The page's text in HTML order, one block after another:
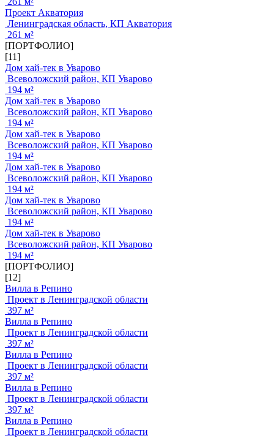
Проект Акватория
Ленинградская область, КП Акватория
261 м²
[ПОРТФОЛИО]
[11]
Дом хай-тек в Уварово
Всеволожский район, КП Уварово
194 м²
Дом хай-тек в Уварово
Всеволожский район, КП Уварово
194 м²
Дом хай-тек в Уварово
Всеволожский район, КП Уварово
194 м²
Дом хай-тек в Уварово
Всеволожский район, КП Уварово
194 м²
Дом хай-тек в Уварово
Всеволожский район, КП Уварово
194 м²
Дом хай-тек в Уварово
Всеволожский район, КП Уварово
194 м²
[ПОРТФОЛИО]
[12]
Вилла в Репино
Проект в Ленинградской области
397 м²
Вилла в Репино
Проект в Ленинградской области
397 м²
Вилла в Репино
Проект в Ленинградской области
397 м²
Вилла в Репино
Проект в Ленинградской области
397 м²
Вилла в Репино
Проект в Ленинградской области